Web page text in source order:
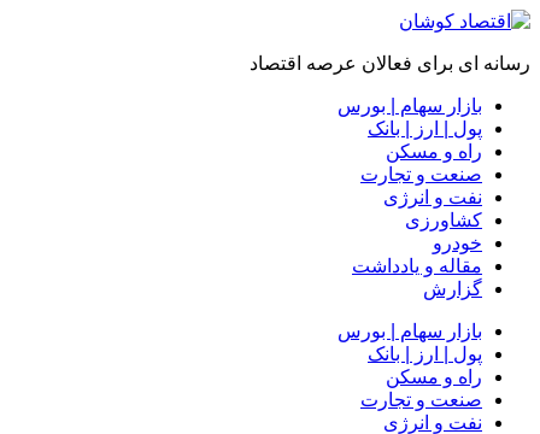
رسانه ای برای فعالان عرصه اقتصاد
بازار سهام | بورس
پول | ارز | بانک
راه و مسکن
صنعت و تجارت
نفت و انرژی
کشاورزی
خودرو
مقاله و یادداشت
گزارش
بازار سهام | بورس
پول | ارز | بانک
راه و مسکن
صنعت و تجارت
نفت و انرژی